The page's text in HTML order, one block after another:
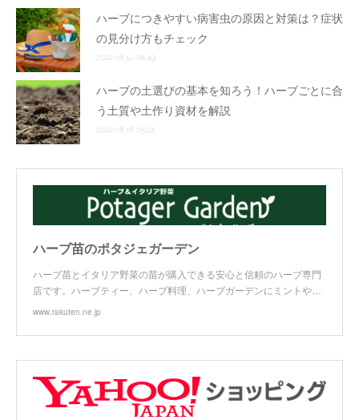
ハーブにつきやすい病害虫の原因と対策は？症状
の見分け方もチェック
2022.08.12 08:49
ハーブの土選びの基本を知ろう！ハーブごとに合
う土質や土作り資材を解説
2022.08.18 05:24
ハーブ苗のポタジェガーデン
ハーブ苗とイタリア野菜の苗が購入できる安心と信頼のハーブ専門
店です。ハーブティー、ハーブ料理、ハーブガーデンにミントや…
www.rakuten.ne.jp